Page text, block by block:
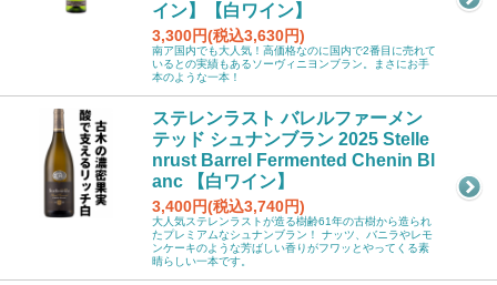
イン】【白ワイン】
3,300円(税込3,630円)
南ア国内でも大人気！高価格なのに国内で2番目に売れて
いるとの実績もあるソーヴィニヨンブラン。まさにお手
本のような一本！
ステレンラスト バレルファーメン
テッド シュナンブラン 2025 Stelle
nrust Barrel Fermented Chenin Bl
anc 【白ワイン】
3,400円(税込3,740円)
大人気ステレンラストが造る樹齢61年の古樹から造られ
たプレミアムなシュナンブラン！ ナッツ、バニラやレモ
ンケーキのような芳ばしい香りがフワッとやってくる素
晴らしい一本です。